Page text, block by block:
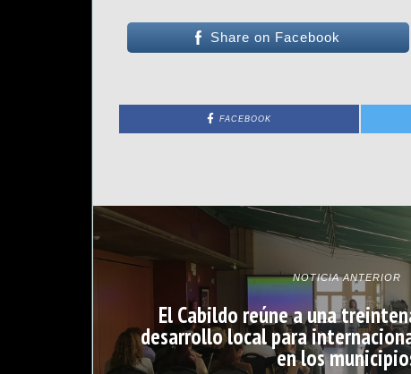
Share on Facebook
FACEBOOK
NOTICIA ANTERIOR
El Cabildo reúne a una
desarrollo local para
en los